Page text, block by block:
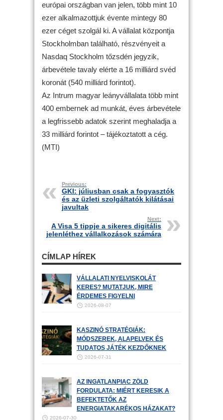
európai országban van jelen, több mint 10
ezer alkalmazottjuk évente mintegy 80
ezer céget szolgál ki. A vállalat központja
Stockholmban található, részvényeit a
Nasdaq Stockholm tőzsdén jegyzik,
árbevétele tavaly elérte a 16 milliárd svéd
koronát (540 milliárd forintot).
Az Intrum magyar leányvállalata több mint
400 embernek ad munkát, éves árbevétele
a legfrissebb adatok szerint meghaladja a
33 milliárd forintot – tájékoztatott a cég.
(MTI)
Previous:
GKI: júliusban csak a fogyasztók
és az üzleti szolgáltatók kilátásai
javultak
Next:
A Visa 5 tippje a sikeres digitális
jelenléthez vállalkozások számára
CÍMLAP HÍREK
VÁLLALATI NYELVISKOLÁT
KERES? MUTATJUK, MIRE
ÉRDEMES FIGYELNI
2026-08-07
KASZINÓ STRATÉGIÁK:
MÓDSZEREK, ALAPELVEK ÉS
TUDATOS JÁTÉK KEZDŐKNEK
2026-07-31
AZ INGATLANPIAC ZÖLD
FORDULATA: MIÉRT KERESIK A
BEFEKTETŐK AZ
ENERGIATAKARÉKOS HÁZAKAT?
2026-07-30